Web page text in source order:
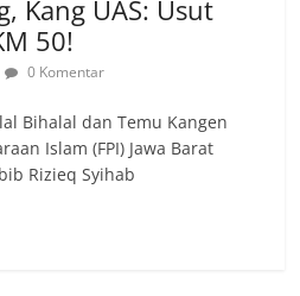
Kang UAS: Usut
50!
0 Komentar
Bihalal dan Temu Kangen
Islam (FPI) Jawa Barat
Rizieq Syihab